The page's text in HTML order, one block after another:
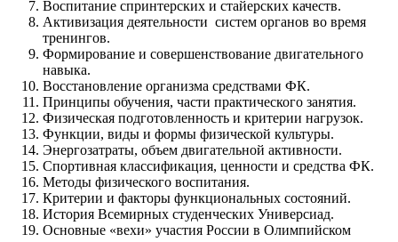
Воспитание спринтерских и стайерских качеств.
Активизация деятельности систем органов во время
тренингов.
Формирование и совершенствование двигательного
навыка.
Восстановление организма средствами ФК.
Принципы обучения, части практического занятия.
Физическая подготовленность и критерии нагрузок.
Функции, виды и формы физической культуры.
Энергозатраты, объем двигательной активности.
Спортивная классификация, ценности и средства ФК.
Методы физического воспитания.
Критерии и факторы функциональных состояний.
История Всемирных студенческих Универсиад.
Основные «вехи» участия России в Олимпийском